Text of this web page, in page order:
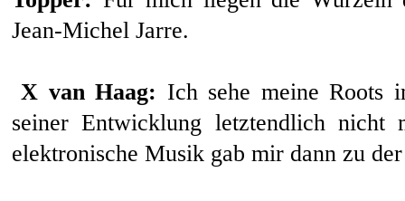
Jean-Michel Jarre.
X van Haag: Ich sehe meine Roots
seiner Entwicklung letztendlich
elektronische Musik gab mir dann zu